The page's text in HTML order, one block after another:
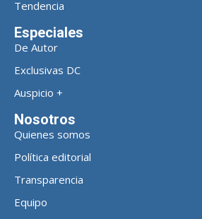
Tendencia
Especiales
De Autor
Exclusivas DC
Auspicio +
Nosotros
Quienes somos
Política editorial
Transparencia
Equipo